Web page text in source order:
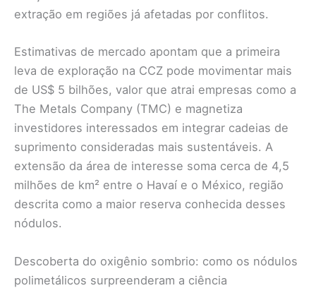
extração em regiões já afetadas por conflitos.
Estimativas de mercado apontam que a primeira
leva de exploração na CCZ pode movimentar mais
de US$ 5 bilhões, valor que atrai empresas como a
The Metals Company (TMC) e magnetiza
investidores interessados em integrar cadeias de
suprimento consideradas mais sustentáveis. A
extensão da área de interesse soma cerca de 4,5
milhões de km² entre o Havaí e o México, região
descrita como a maior reserva conhecida desses
nódulos.
Descoberta do oxigênio sombrio: como os nódulos
polimetálicos surpreenderam a ciência